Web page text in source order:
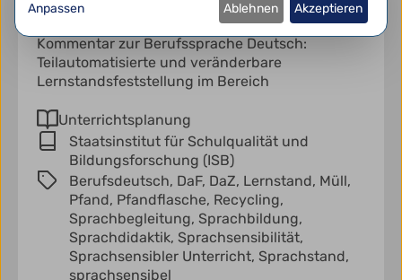
Es handelt sich um einen didaktischen
Kommentar zur Berufssprache Deutsch:
Teilautomatisierte und veränderbare
Lernstandsfeststellung im Bereich
Unterrichtsplanung
Staatsinstitut für Schulqualität und
Bildungsforschung (ISB)
Berufsdeutsch, DaF, DaZ, Lernstand, Müll,
Pfand, Pfandflasche, Recycling,
Sprachbegleitung, Sprachbildung,
Sprachdidaktik, Sprachsensibilität,
Sprachsensibler Unterricht, Sprachstand,
sprachsensibel
Anpassen Ablehnen Akzeptieren